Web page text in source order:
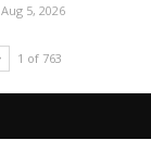
Aug 5, 2026
1 of 763